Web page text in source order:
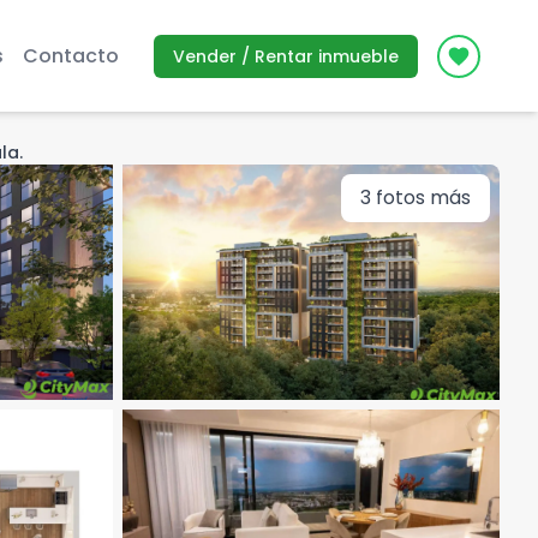
Contacto Vender / Rentar inmueble Icon
3 fotos más